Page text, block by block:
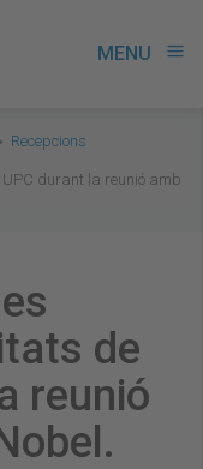
MENU menu
Recepcions
durant la reunió amb
de
reunió